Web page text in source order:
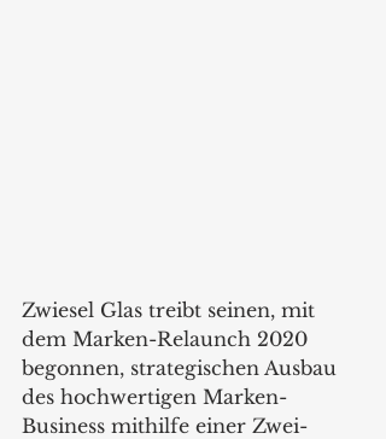
Zwiesel Glas treibt seinen, mit
dem Marken-Relaunch 2020
begonnen, strategischen Ausbau
des hochwertigen Marken-
Business mithilfe einer Zwei-